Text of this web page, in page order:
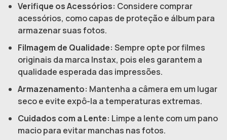
Verifique os Acessórios: Considere comprar
acessórios, como capas de proteção e álbum para
armazenar suas fotos.
Filmagem de Qualidade: Sempre opte por filmes
originais da marca Instax, pois eles garantem a
qualidade esperada das impressões.
Armazenamento: Mantenha a câmera em um lugar
seco e evite expô-la a temperaturas extremas.
Cuidados com a Lente: Limpe a lente com um pano
macio para evitar manchas nas fotos.